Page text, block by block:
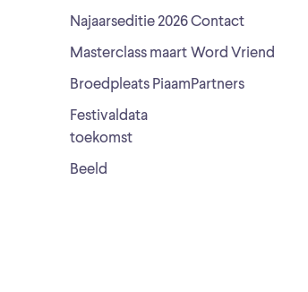
Najaarseditie 2026
Masterclass maart
Broedpleats Piaam
Festivaldata
toekomst
Beeld
Contact
Word Vriend
Partners